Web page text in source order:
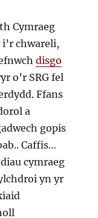
Cymraeg
chwareli,
disgo
o’r SRG fel
Ffans
a
gopis
Caffis…
cymraeg
yn yr